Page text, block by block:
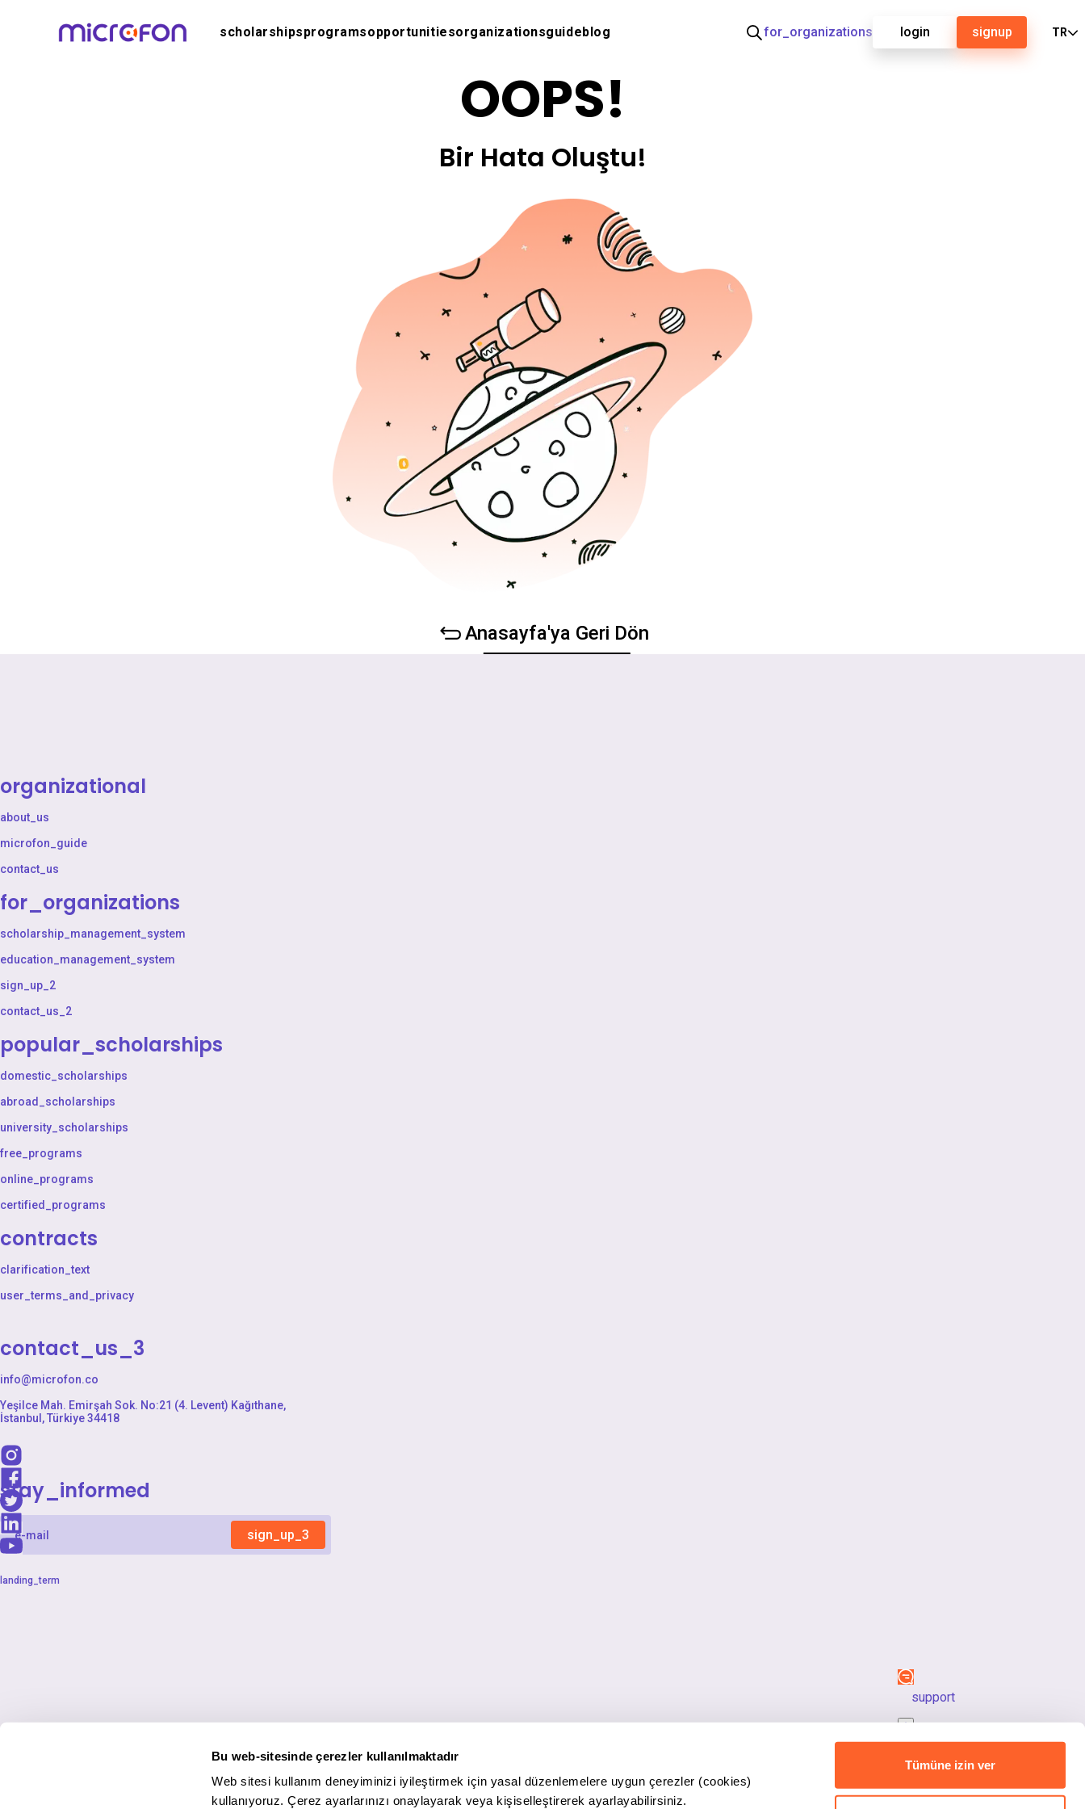
Bu web-sitesinde çerezler kullanılmaktadır
Web sitesi kullanım deneyiminizi iyileştirmek için yasal düzenlemelere uygun çerezler (cookies)
kullanıyoruz. Çerez ayarlarınızı onaylayarak veya kişiselleştirerek ayarlayabilirsiniz.
Tümüne izin ver
scholarshipsprogramsopportunitiesorganizationsguideblog for_organizations login signup TR
OOPS!
Bir Hata Oluştu!
Anasayfa'ya Geri Dön
organizational
about_us
microfon_guide
contact_us
for_organizations
scholarship_management_system
education_management_system
sign_up_2
contact_us_2
popular_scholarships
domestic_scholarships
abroad_scholarships
university_scholarships
free_programs
online_programs
certified_programs
contracts
clarification_text
user_terms_and_privacy
contact_us_3
info@microfon.co
Yeşilce Mah. Emirşah Sok. No:21 (4. Levent) Kağıthane,
İstanbul, Türkiye 34418
stay_informed
sign_up_3
landing_term
support